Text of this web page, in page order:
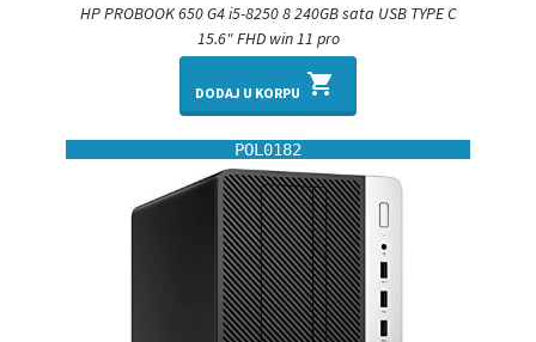
HP PROBOOK 650 G4 i5-8250 8 240GB sata USB TYPE C
15.6" FHD win 11 pro
DODAJ U KORPU shopping_cart
POL0182